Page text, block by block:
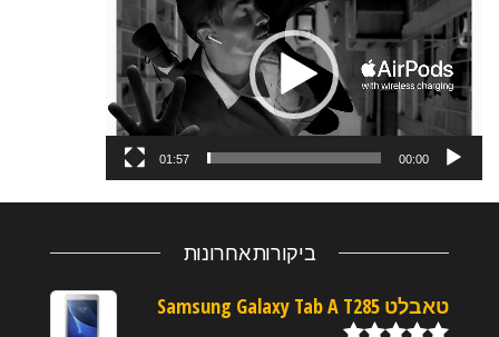
וידאו
00:00
01:57
ביקורות אחרונות
טאבלט Samsung Galaxy Tab A T285